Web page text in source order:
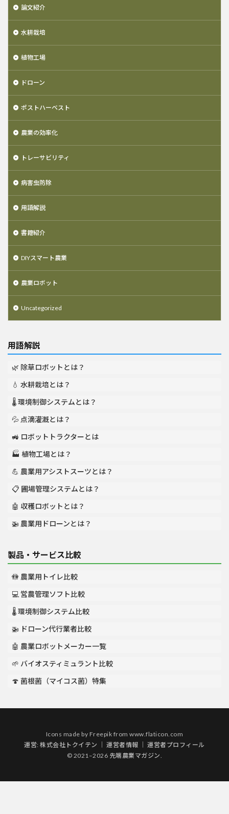
論文紹介
水耕栽培
植物工場
ドローン
ポストハーベスト
農業の効率化
トレーサビリティ
病害虫防除
用語解説
書籍紹介
DIYスマート農業
農業ロボット
Uncategorized
用語解説
🌿 除草ロボットとは？
💧 水耕栽培とは？
🌡️ 環境制御システムとは？
💦 点滴灌漑とは？
🚜 ロボットトラクターとは
🏭 植物工場とは？
💪 農業用アシストスーツとは？
📋 圃場管理システムとは？
🤖 収穫ロボットとは？
🚁 農業用ドローンとは？
製品・サービス比較
🚻 農業用トイレ比較
💻 営農管理ソフト比較
🌡️ 環境制御システム比較
🚁 ドローン代行業者比較
🤖 農業ロボットメーカー一覧
🌱 バイオスティミュラント比較
🍄 菌根菌（マイコス菌）特集
Icons made by Freepik fromwww.flaticon.com
運営:株式会社トクイテン ｜運営者情報 ｜運営者プロフィール
© 2021–2026 先端農業マガジン.